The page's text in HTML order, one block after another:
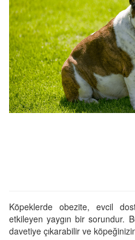
Köpeklerde obezite, evcil
etkileyen yaygın bir sorundur.
davetiye çıkarabilir ve